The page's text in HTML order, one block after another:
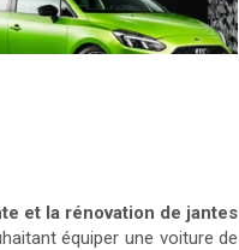
et la rénovation de jantes
équiper une voiture de